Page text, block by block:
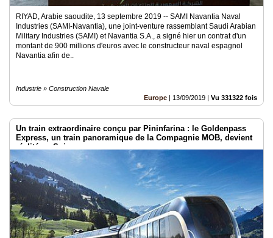
RIYAD, Arabie saoudite, 13 septembre 2019 -- SAMI Navantia Naval
Industries (SAMI-Navantia), une joint-venture rassemblant Saudi Arabian
Military Industries (SAMI) et Navantia S.A., a signé hier un contrat d'un
montant de 900 millions d'euros avec le constructeur naval espagnol
Navantia afin de..
Industrie » Construction Navale
Europe | 13/09/2019 | Vu 331322 fois
Un train extraordinaire conçu par Pininfarina : le Goldenpass
Express, un train panoramique de la Compagnie MOB, devient
réalité en Suisse